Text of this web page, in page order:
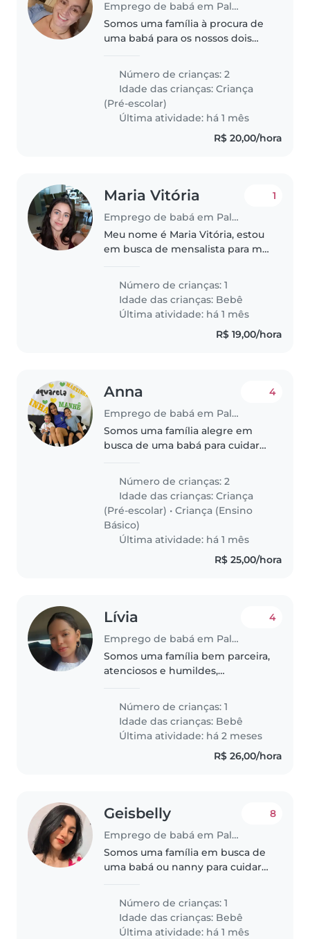
Emprego de babá em Palmas
Somos uma família à procura de
uma babá para os nossos dois
amigáveis, criativos e
independentes. Preciso de uma
babá que fique com eles para eu
resolver..
Número de crianças: 2
Idade das crianças:Criança
(Pré-escolar)
Última atividade: há 1 mês
R$ 20,00/hora
Maria Vitória
Emprego de babá em Palmas
1
Meu nome é Maria Vitória, estou
em busca de mensalista para me
atualmente estou gravida e a
previsão de nascimento é em fev
2027, como gosto de me
precaver..
Número de crianças: 1
Idade das crianças: Bebê
Última atividade: há 1 mês
R$ 19,00/hora
Anna
Emprego de babá em Palmas
4
Somos uma família alegre em
busca de uma babá para cuidar
idade pré-escolar e outra em
idade escolar. Nossas crianças
são brincalhonas,
independentes..
Número de crianças: 2
Idade das crianças:Criança
(Pré-escolar) •Criança (Ensino
Básico)
Última atividade: há 1 mês
R$ 25,00/hora
Lívia
Emprego de babá em Palmas
4
Somos uma família bem parceira,
atenciosos e humildes,
com amor e carinho do nosso
bem mais precioso aqui na terra.
Queremos alguém de muita
confiança..
Número de crianças: 1
Idade das crianças: Bebê
Última atividade: há 2 meses
R$ 26,00/hora
Geisbelly
Emprego de babá em Palmas
8
Somos uma família em busca de
uma babá ou nanny para cuidar
adoraríamos alguém que se dê
bem com animais de estimação
Número de crianças: 1
Idade das crianças: Bebê
Última atividade: há 1 mês